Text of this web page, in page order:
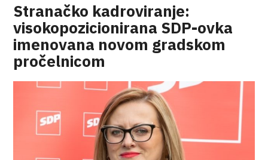
Stranačko kadroviranje:
visokopozicionirana SDP-ovka
imenovana novom gradskom
pročelnicom